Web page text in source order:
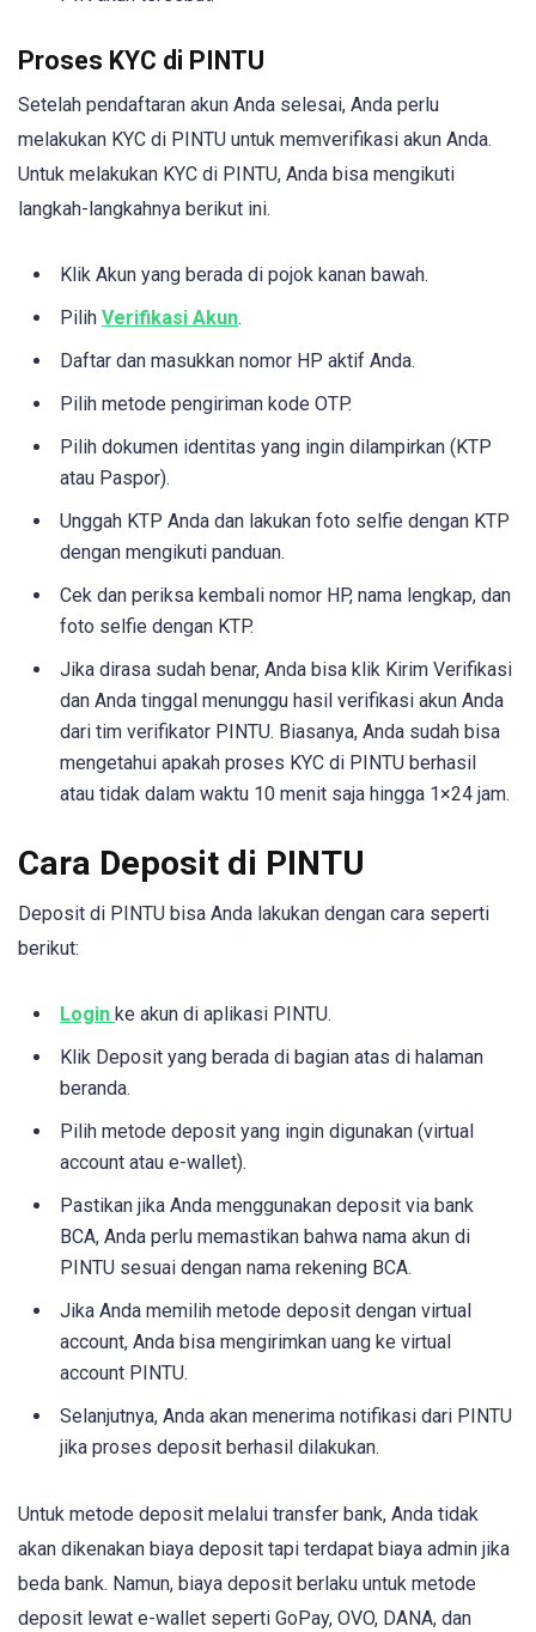
Proses KYC di PINTU
Setelah pendaftaran akun Anda selesai, Anda perlu
melakukan KYC di PINTU untuk memverifikasi akun Anda.
Untuk melakukan KYC di PINTU, Anda bisa mengikuti
langkah-langkahnya berikut ini.
Klik Akun yang berada di pojok kanan bawah.
Pilih Verifikasi Akun.
Daftar dan masukkan nomor HP aktif Anda.
Pilih metode pengiriman kode OTP.
Pilih dokumen identitas yang ingin dilampirkan (KTP
atau Paspor).
Unggah KTP Anda dan lakukan foto selfie dengan KTP
dengan mengikuti panduan.
Cek dan periksa kembali nomor HP, nama lengkap, dan
foto selfie dengan KTP.
Jika dirasa sudah benar, Anda bisa klik Kirim Verifikasi
dan Anda tinggal menunggu hasil verifikasi akun Anda
dari tim verifikator PINTU. Biasanya, Anda sudah bisa
mengetahui apakah proses KYC di PINTU berhasil
atau tidak dalam waktu 10 menit saja hingga 1×24 jam.
Cara Deposit di PINTU
Deposit di PINTU bisa Anda lakukan dengan cara seperti
berikut:
Login ke akun di aplikasi PINTU.
Klik Deposit yang berada di bagian atas di halaman
beranda.
Pilih metode deposit yang ingin digunakan (virtual
account atau e-wallet).
Pastikan jika Anda menggunakan deposit via bank
BCA, Anda perlu memastikan bahwa nama akun di
PINTU sesuai dengan nama rekening BCA.
Jika Anda memilih metode deposit dengan virtual
account, Anda bisa mengirimkan uang ke virtual
account PINTU.
Selanjutnya, Anda akan menerima notifikasi dari PINTU
jika proses deposit berhasil dilakukan.
Untuk metode deposit melalui transfer bank, Anda tidak
akan dikenakan biaya deposit tapi terdapat biaya admin jika
beda bank. Namun, biaya deposit berlaku untuk metode
deposit lewat e-wallet seperti GoPay, OVO, DANA, dan